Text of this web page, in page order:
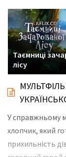
Таємниці
лісу
У справжньому
хлопчик, який
прихильність